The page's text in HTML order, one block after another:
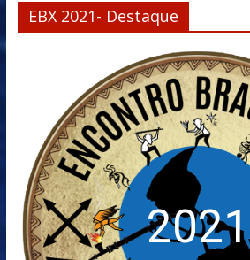
EBX 2021- Destaque
2021